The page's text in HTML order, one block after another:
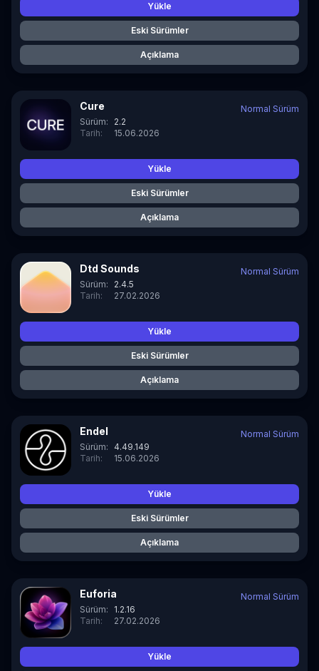
Yükle
Eski Sürümler
Açıklama
Cure
Sürüm:
2.2
Tarih:
15.06.2026
Normal Sürüm
Yükle
Eski Sürümler
Açıklama
Dtd Sounds
Sürüm:
2.4.5
Tarih:
27.02.2026
Normal Sürüm
Yükle
Eski Sürümler
Açıklama
Endel
Sürüm:
4.49.149
Tarih:
15.06.2026
Normal Sürüm
Yükle
Eski Sürümler
Açıklama
Euforia
Sürüm:
1.2.16
Tarih:
27.02.2026
Normal Sürüm
Yükle